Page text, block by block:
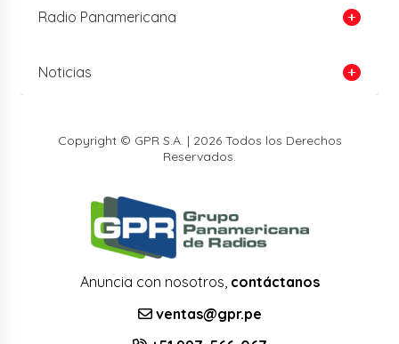
Radio Panamericana
Noticias
Copyright © GPR S.A. | 2026 Todos los Derechos
Reservados.
Anuncia con nosotros, contáctanos
ventas@gpr.pe